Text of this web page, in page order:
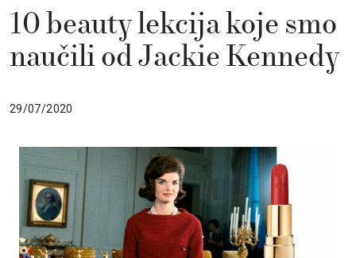
10 beauty lekcija koje smo
naučili od Jackie Kennedy
29/07/2020